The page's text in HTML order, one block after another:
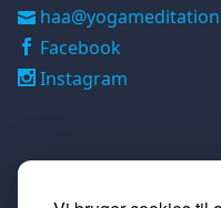
Facebook
Instagram